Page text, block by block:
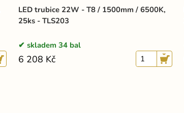
LED trubice 22W - T8 / 1500mm / 6500K,
25ks - TLS203
skladem 34 bal
6 208 Kč